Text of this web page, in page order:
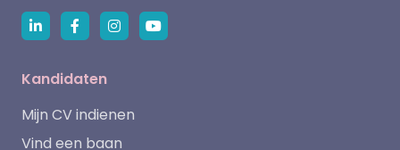
Kandidaten
Mijn CV indienen
Vind een baan